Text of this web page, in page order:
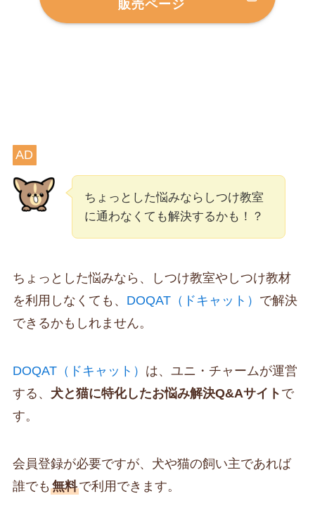
販売ページ
AD
ちょっとした悩みならしつけ教室
に通わなくても解決するかも！？
ちょっとした悩みなら、しつけ教室やしつけ教材
を利用しなくても、 DOQAT（ドキャット） で解決
できるかもしれません。
DOQAT（ドキャット） は、ユニ・チャームが運営
する、 犬と猫に特化したお悩み解決Q&Aサイト で
す。
会員登録が必要ですが、犬や猫の飼い主であれば
誰でも 無料で利用できます。